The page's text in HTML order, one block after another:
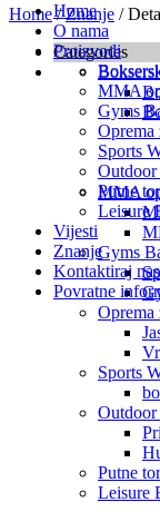
Home
O nama
Proizvodi
MMA
Gyms
Oprema
Sports
Outdoor
Putne
Leisure
Vijesti
Znanje
Kontaktiraj nas
Povratne
Home/Znanje /
Categories
MMA
Gyms
Oprema
Sports
Outdoor
Putne
Leisure